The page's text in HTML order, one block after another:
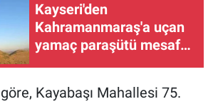
Kayseri'den
Kahramanmaraş'a uçan
yamaç paraşütü mesafe
Kayabaşı Mahallesi 75.